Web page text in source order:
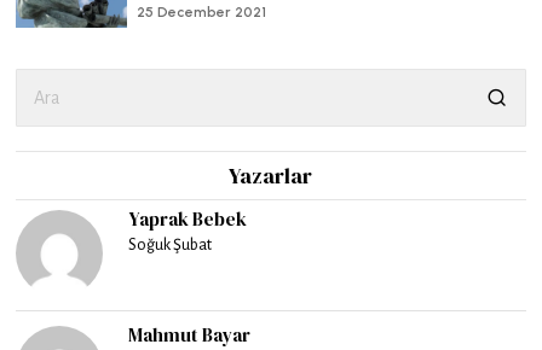
25 December 2021
Yazarlar
Yaprak Bebek
Soğuk Şubat
Mahmut Bayar